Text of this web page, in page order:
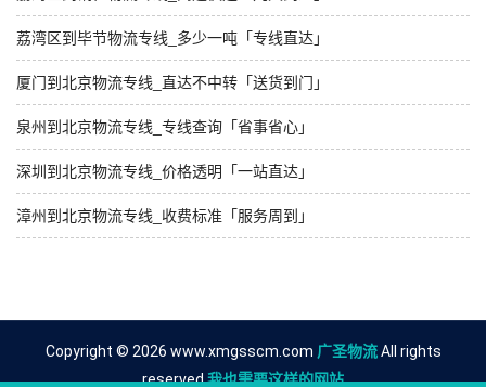
荔湾区到毕节物流专线_多少一吨「专线直达」
厦门到北京物流专线_直达不中转「送货到门」
泉州到北京物流专线_专线查询「省事省心」
深圳到北京物流专线_价格透明「一站直达」
漳州到北京物流专线_收费标准「服务周到」
Copyright © 2026 www.xmgsscm.com 广圣物流All rights
reserved.我也需要这样的网站